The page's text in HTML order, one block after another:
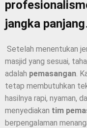
jangka panjang.
Setelah menentukan
masjid yang sesuai,
adalah pemasangan .
tetap membutuhkan
hasilnya rapi, nyaman,
menyediakan tim
berpengalaman